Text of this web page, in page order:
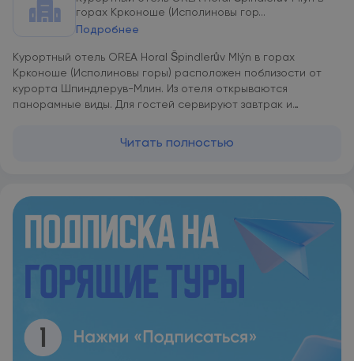
горах Крконоше (Исполиновы гор...
Подробнее
Курортный отель OREA Horal Špindlerův Mlýn в горах
Крконоше (Исполиновы горы) расположен поблизости от
курорта Шпиндлерув-Млин. Из отеля открываются
панорамные виды. Для гостей сервируют завтрак и
любоваться потрясающими пейзажами. Рядом есть
одном из ресторанов или баров курортного отеля.
Читать полностью